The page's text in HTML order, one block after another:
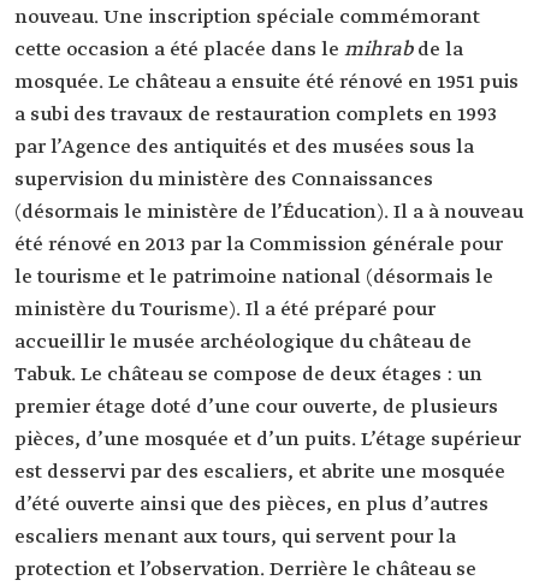
nouveau. Une inscription spéciale commémorant
cette occasion a été placée dans le mihrabde la
mosquée. Le château a ensuite été rénové en 1951 puis
a subi des travaux de restauration complets en 1993
par l’Agence des antiquités et des musées sous la
supervision du ministère des Connaissances
(désormais le ministère de l’Éducation). Il a à nouveau
été rénové en 2013 par la Commission générale pour
le tourisme et le patrimoine national (désormais le
ministère du Tourisme). Il a été préparé pour
accueillir le musée archéologique du château de
Tabuk. Le château se compose de deux étages : un
premier étage doté d’une cour ouverte, de plusieurs
pièces, d’une mosquée et d’un puits. L’étage supérieur
est desservi par des escaliers, et abrite une mosquée
d’été ouverte ainsi que des pièces, en plus d’autres
escaliers menant aux tours, qui servent pour la
protection et l’observation. Derrière le château se